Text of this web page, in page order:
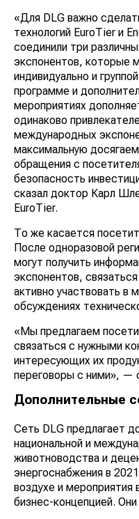
«Для DLG важно
технологий EuroTier и
соединили три
экспонентов, которые
индивидуально и
программе и
мероприятиях
одинаково
международных
максимальную
обращения с
безопасность
сказал доктор Карл
EuroTier.
То же касается
После одноразовой
могут получить
экспонентов,
активно участвовать в
обсуждениях
«Мы предлагаем
связаться с нужными
интересующих их
переговоры с ними», —
Дополнительные
Сеть DLG предлагает
национальной и
животноводства и
энергоснабжения в
воздухе и
бизнес-концепцией.